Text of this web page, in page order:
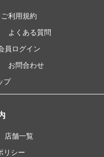
ご利用規約
よくある質問
員ログイン
お問合わせ
プ
店舗一覧
リシー